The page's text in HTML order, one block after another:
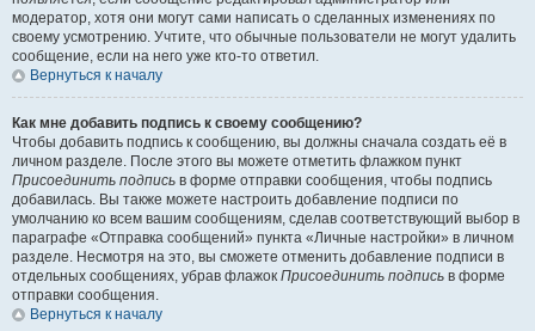
модератор, хотя они могут сами написать о сделанных изменениях по
своему усмотрению. Учтите, что обычные пользователи не могут удалить
сообщение, если на него уже кто-то ответил.
Вернуться к началу
Как мне добавить подпись к своему сообщению?
Чтобы добавить подпись к сообщению, вы должны сначала создать её в
личном разделе. После этого вы можете отметить флажком пункт
Присоединить подпись в форме отправки сообщения, чтобы подпись
добавилась. Вы также можете настроить добавление подписи по
умолчанию ко всем вашим сообщениям, сделав соответствующий выбор в
параграфе «Отправка сообщений» пункта «Личные настройки» в личном
разделе. Несмотря на это, вы сможете отменить добавление подписи в
отдельных сообщениях, убрав флажок Присоединить подпись в форме
отправки сообщения.
Вернуться к началу